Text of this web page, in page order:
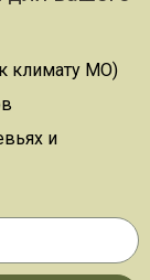
климату МО)
и